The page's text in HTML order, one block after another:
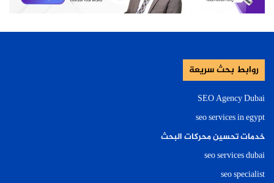
روابط بحث سريعة
SEO Agency Dubai
seo services in egypt
خدمات تحسين محركات البحث
seo services dubai
seo specialist